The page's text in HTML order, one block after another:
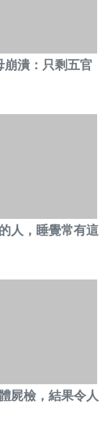
潰：只剩五官
人，睡覺常有這
屍檢，結果令人